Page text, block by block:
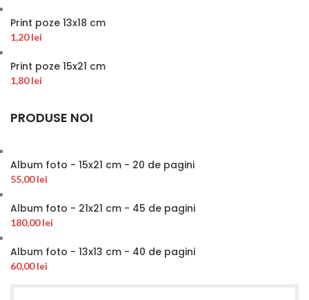
Print poze 13x18 cm
1,20lei
Print poze 15x21 cm
1,80lei
PRODUSE NOI
Album foto - 15x21 cm - 20 de pagini
55,00lei
Album foto - 21x21 cm - 45 de pagini
180,00lei
Album foto - 13x13 cm - 40 de pagini
60,00lei